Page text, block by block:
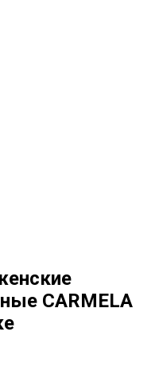
CARMELA